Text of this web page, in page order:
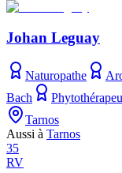
Johan Leguay
Naturopathe
Bach
Tarnos
Aussi à Tarnos
35
RV